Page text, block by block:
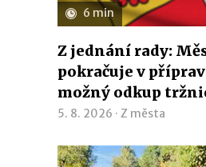
6 min
Z jednání rady:
pokračuje v
možný odkup
5. 8. 2026 · Z města